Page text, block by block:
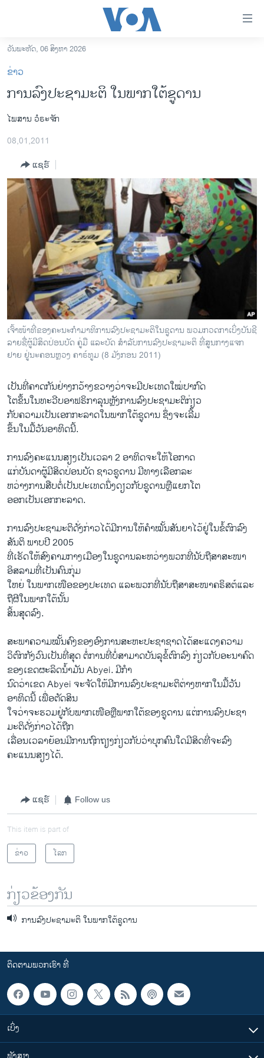
ເຂົ້າ
ຫາ
ຂ້າມ
ຂ້າມ
ໄປ
ຫາ
ອາເມຣິກາ
ການເລືອກຕັ້ງ ປະທານາທີບໍດີ ສະຫະລັດ 2024
ຂ່າວ​ຈີນ
ໂລກ
ເອເຊຍ
ອິດສະຫຼະພາບດ້ານການຂ່າວ
ຊີວິດຊາວລາວ
ຊຸມຊົນຊາວລາວ
ວິທະຍາສາດ-ເທັກໂນໂລຈີ
ທຸລະກິດ
ພາສາອັງກິດ
ວີດີໂອ
ສຽງ
ລາຍການກະຈາຍສຽງ
ລາຍງານ
ຕິດຕາມພວກເຮົາ ທີ່
ວັນພະຫັດ, 06 ສິງຫາ 2026
ຂ່າວ
ການລົງປະຊາມະຕິ ໃນພາກໃຕ້ຊູດານ
ໄພສານ ວໍຣະຈັກ
08,01,2011
ແຊຣ໌
ເຈົ້າໜ້າທີ່ຂອງຄະນະກຳມາທິການລົງປະຊາມະຕິໃນຊູດານ ພວມກວດກາເບິ່ງບັນຊີ
ລາຍຊື່ຜູ້ມີສິດປ່ອນບັດ ຄູ່ມື ແລະບັດ ສຳລັບການລົງປະຊາມະຕິ ທີ່ສູນກາງແຈກ
ຢາຍ ຢູ່ນະຄອນຫຼວງ ຄາຣ໌ທູມ (8 ມັງກອນ 2011)
ເປັນທີ່ຄາດກັນຢ່າງກວ້າງຂວາງວ່າຈະມີປະເທດໃໝ່ປາກົດ
ໂຕຂຶ້ນໃນທະວີບອາຟຣິກາລຸນຫຼັງການລົງປະຊາມະຕິກ່ຽວ
ກັບຄວາມເປັນເອກກະລາດໃນພາກໃຕ້ຊູດານ ຊຶ່ງຈະເລີ້ມ
ຂຶ້ນໃນມື້ວັນອາທິດນີ້.
ການລົງຄະແນນສຽງເປັນເວລາ 2 ອາທິດຈະໃຫ້ໂອກາດ
ແກ່ບັນດາຜູ້ມີສິດປ່ອນບັດ ຊາວຊູດານ ມີທາງເລືອກລະ
ຫວ່າງການສືບຕໍ່ເປັນປະເທດນຶ່ງດຽວກັບຊູດານຫຼືແຍກໂຕ
ອອກເປັນເອກກະລາດ.
ການລົງປະຊາມະຕິດັ່ງກ່າວໄດ້ມີການໃຫ້ຄຳໝັ້ນສັນຍາໄວ້ຢູ່ໃນຂໍ້ຕົກລົງ
ສັນຕິ ພາບປີ 2005
ທີ່ເຮັດໃຫ້ສົງຄາມກາງເມືອງໃນຊູດານລະຫວ່າງພວກທີ່ນັບຖືສາສະໜາ
ອິສລາມທີ່ເປັນຄົນກຸ່ມ
ໃຫຍ່ ໃນພາກເໜືອຂອງປະເທດ ແລະພວກທີ່ນັບຖືສາສະໜາຄຣິສຕ໌ແລະ
ຖືຜີໃນພາກໃຕ້ນັ້ນ
ສິ້ນສຸດລົງ.
ສະພາຄວາມໝັ້ນຄົງຂອງອົງການສະຫະປະຊາຊາດໄດ້ສະແດງຄວາມ
ວິຕົກກັງວົນເປັນທີ່ສຸດ ຕໍ່ການທີ່ບໍ່ສາມາດບັນລຸຂໍ້ຕົກລົງ ກ່ຽວກັບອະນາຄົດ
ຂອງເຂດຜະລິດນໍ້າມັນ Abyei. ມີກຳ
ນົດວ່າເຂດ Abyei ຈະຈັດໃຫ້ມີການລົງປະຊາມະຕິຕ່າງຫາກໃນມື້ວັນ
ອາທິດນີ້ ເພື່ອຕັດສິນ
ໃຈວ່າຈະຮວມຢູ່ກັບພາກເໜືອຫຼືພາກໃຕ້ຂອງຊູດານ ແຕ່ການລົງປະຊາ
ມະຕິດັ່ງກ່າວໄດ້ຖືກ
ເລື່ອນເວລາຍ້ອນມີການຖົກຖຽງກ່ຽວກັບວ່າບຸກຄົນໃດມີສິດທີ່ຈະລົງ
ຄະແນນສຽງໄດ້.
ແຊຣ໌ Follow us
This item is part of
ຂ່າວ
ໂລກ
ກ່ຽວຂ້ອງກັນ
ການລົງປະຊາມະຕິ ໃນພາກໃຕ້ຊູດານ
ຕິດຕາມພວກເຮົາ ທີ່
ເບິ່ງ